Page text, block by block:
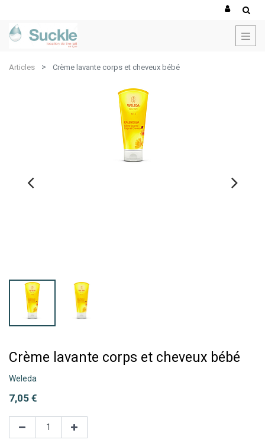
Articles Crème lavante corps et cheveux bébé
Crème lavante corps et cheveux bébé
Weleda
7,05 €